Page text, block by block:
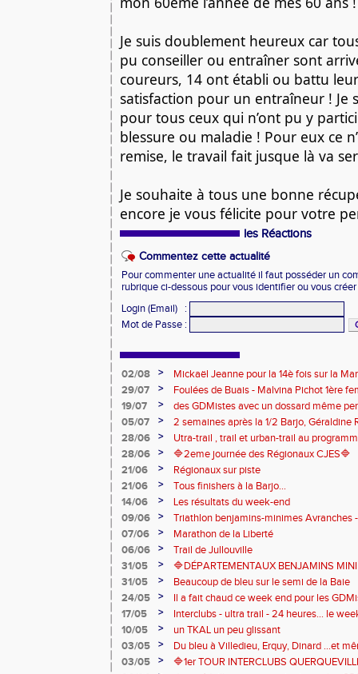
Je suis doublement heureux car
pu conseiller ou entraîner sont
coureurs, 14 ont établi ou battu
satisfaction pour un entraîneur ! Je
pour tous ceux qui n’ont pu y
blessure ou maladie ! Pour eux ce
remise, le travail fait jusque là va
Je souhaite à tous une bonne
encore je vous félicite pour votre
les Réactions
Commentez cette actualité
Pour commenter une actualité il faut posséder un
rubrique ci-dessous pour vous identifier ou vous
Login (Email)
:
Mot de Passe :
02/08 >
Mickaël Jeanne pour la 14è fois sur la
Eaux
29/07 >
Foulées de Buais - Malvina Pichot 1ère
19/07
>
des GDMistes avec un dossard même
05/07
>
2 semaines après la 1/2 Barjo, Géraldine
marche du podium du Trail de l'Ange
28/06 >
Utra-trail , trail et urban-trail au
28/06
>
🔷️2eme journée des Régionaux CJES🔷️
21/06
>
Régionaux sur piste
21/06
>
Tous finishers à la Barjo...
14/06
>
Les résultats du week-end
09/06
>
Triathlon benjamins-minimes Avranches
07/06
>
Marathon de la Liberté
06/06
>
Trail de Jullouville
31/05
>
🔷DÉPARTEMENTAUX BENJAMINS
31/05
>
Beaucoup de bleu sur le semi de la Baie
24/05
>
Il a fait chaud ce week end pour les
de compétitions
17/05 >
Interclubs - ultra trail - 24 heures... le
riche en émotions
10/05 >
un TKAL un peu glissant
03/05
>
Du bleu à Villedieu, Erquy, Dinard ...et
03/05
>
🔷️1er TOUR INTERCLUBS